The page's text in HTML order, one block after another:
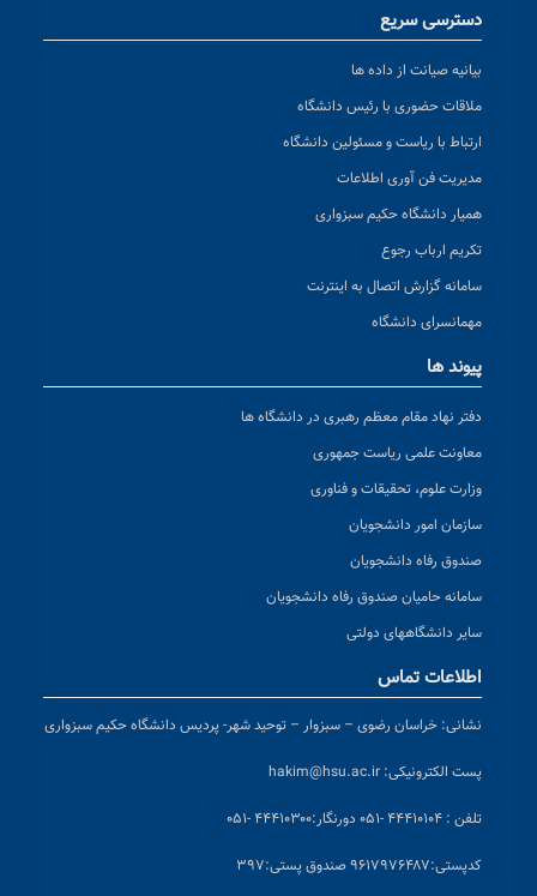
دسترسی سریع
بیانیه صیانت از داده ها
ملاقات حضوری با رئیس دانشگاه
ارتباط با ریاست و مسئولین دانشگاه
مدیریت فن آوری اطلاعات
همیار دانشگاه حکیم سبزواری
تکریم ارباب رجوع
سامانه گزارش اتصال به اینترنت
مهمانسرای دانشگاه
پیوند ها
دفتر نهاد مقام معظم رهبری در دانشگاه ها
معاونت علمی ریاست جمهوری
وزارت علوم، تحقیقات و فناوری
سازمان امور دانشجویان
صندوق رفاه دانشجویان
سامانه حامیان صندوق رفاه دانشجویان
سایر دانشگاههای دولتی
اطلاعات تماس
نشانی: خراسان رضوی – سبزوار – توحید شهر- پردیس دانشگاه حکیم سبزواری
پست الکترونیکی: hakim@hsu.ac.ir
تلفن : ۴۴۴۱۰۱۰۴ -۰۵۱ دورنگار:۴۴۴۱۰۳۰۰ -۰۵۱
کدپستی:۹۶۱۷۹۷۶۴۸۷ صندوق پستی:۳۹۷